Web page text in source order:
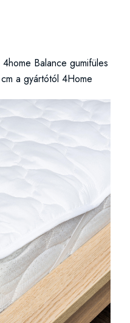
4home Balance gumifüles
a gyártótól 4Home